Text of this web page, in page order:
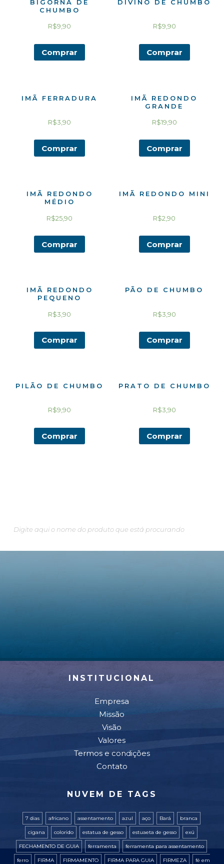
BIGORNA DE
CHUMBO
R$9,90
Comprar
DIVINO DE CHUMBO
R$9,90
Comprar
IMÃ FERRADURA
R$3,90
Comprar
IMÃ REDONDO
GRANDE
R$19,90
Comprar
IMÃ REDONDO
MÉDIO
R$25,90
Comprar
IMÃ REDONDO MINI
R$2,90
Comprar
IMÃ REDONDO
PEQUENO
R$3,90
Comprar
PÃO DE CHUMBO
R$3,90
Comprar
PILÃO DE CHUMBO
R$9,90
Comprar
PRATO DE CHUMBO
R$3,90
Comprar
INSTITUCIONAL
Empresa
Missão
Visão
Valores
Termos e condições
Contato
NUVEM DE TAGS
7 dias africano assentamento azul aço Bará branca
cigana colorido estatua de gesso estuaeta de gesso exú
FECHAMENTO DE GUIA ferramenta ferramenta para assentamento
ferro FIRMA FIRMAMENTO FIRMA PARA GUIA FIRMEZA fé em